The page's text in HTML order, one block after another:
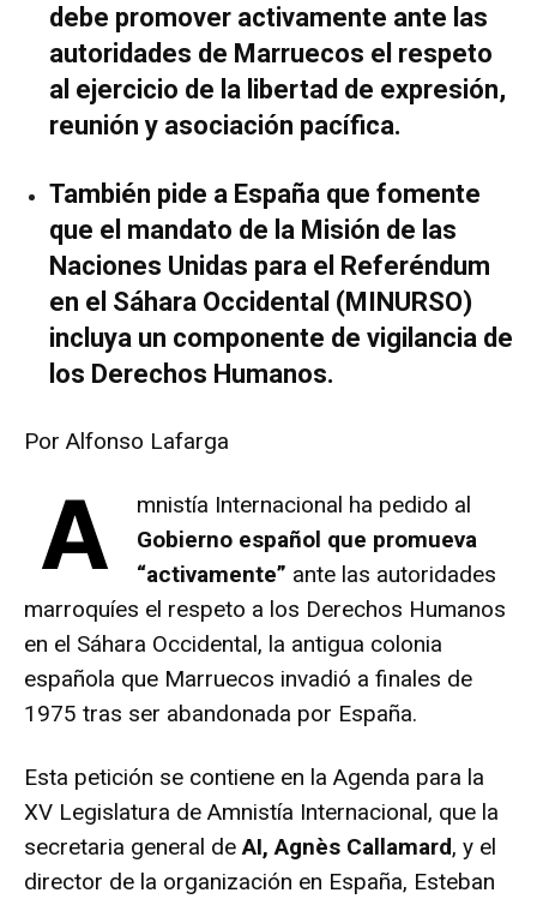
debe promover activamente ante las
autoridades de Marruecos el respeto
al ejercicio de la libertad de expresión,
reunión y asociación pacífica.
También pide a España que fomente
que el mandato de la Misión de las
Naciones Unidas para el Referéndum
en el Sáhara Occidental (MINURSO)
incluya un componente de vigilancia de
los Derechos Humanos.
Por Alfonso Lafarga
A
mnistía Internacional ha pedido al
Gobierno español que promueva
“activamente” ante las autoridades
marroquíes el respeto a los Derechos Humanos
en el Sáhara Occidental, la antigua colonia
española que Marruecos invadió a finales de
1975 tras ser abandonada por España.
Esta petición se contiene en la Agenda para la
XV Legislatura de Amnistía Internacional, que la
secretaria general deAI, Agnès Callamard, y el
director de la organización en España, Esteban